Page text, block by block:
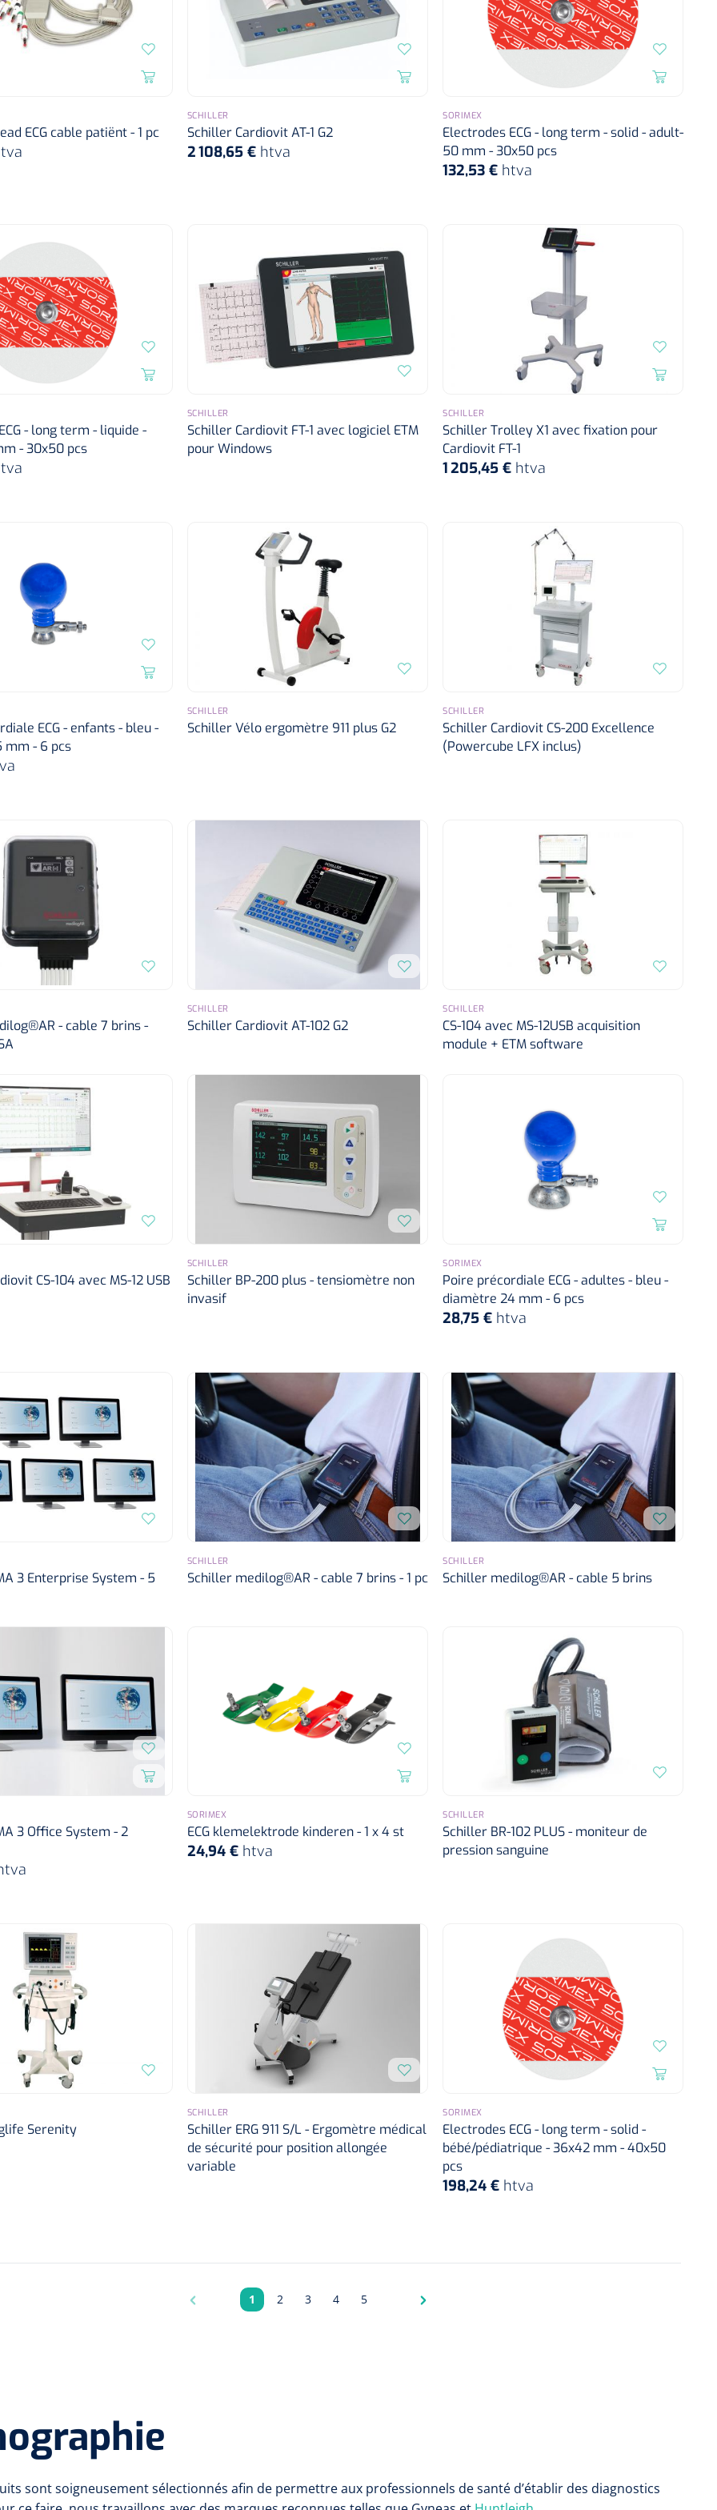
ECG cable patiënt - 1 pc
SCHILLER
Schiller Cardiovit AT-1 G2
2 108,65 € htva
SORIMEX
Electrodes ECG - long term - solid - adult-
50 mm - 30x50 pcs
132,53 € htva
- long term - liquide -
- 30x50 pcs
SCHILLER
Schiller Cardiovit FT-1 avec logiciel ETM
pour Windows
SCHILLER
Schiller Trolley X1 avec fixation pour
Cardiovit FT-1
1 205,45 € htva
ECG - enfants - bleu -
mm - 6 pcs
SCHILLER
Schiller Vélo ergomètre 911 plus G2
SCHILLER
Schiller Cardiovit CS-200 Excellence
(Powercube LFX inclus)
- cable 7 brins -
SCHILLER
Schiller Cardiovit AT-102 G2
SCHILLER
CS-104 avec MS-12USB acquisition
module + ETM software
CS-104 avec MS-12 USB
SCHILLER
Schiller BP-200 plus - tensiomètre non
invasif
SORIMEX
Poire précordiale ECG - adultes - bleu -
diamètre 24 mm - 6 pcs
28,75 € htva
3 Enterprise System - 5
SCHILLER
Schiller medilog®AR - cable 7 brins - 1 pc
SCHILLER
Schiller medilog®AR - cable 5 brins
3 Office System - 2
SORIMEX
ECG klemelektrode kinderen - 1 x 4 st
24,94 € htva
SCHILLER
Schiller BR-102 PLUS - moniteur de
pression sanguine
Serenity
SCHILLER
Schiller ERG 911 S/L - Ergomètre médical
de sécurité pour position allongée
variable
SORIMEX
Electrodes ECG - long term - solid -
bébé/pédiatrique - 36x42 mm - 40x50
pcs
198,24 € htva
Pagina
1 Pagina
2 Pagina
3 Pagina
4 Pagina
5
sont soigneusement sélectionnés afin de permettre aux professionnels de santé d’établir des diagnostics